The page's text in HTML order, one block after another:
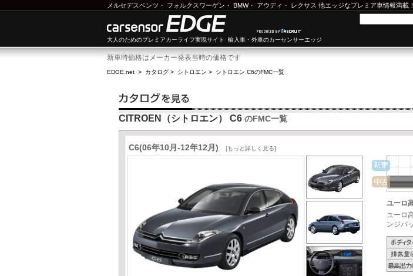
メルセデスベンツ ・ フォルクスワーゲン ・ BMW・ アウディ ・ レクサス 他エッジなプレミア車情報満載！
大人のためのプレミアカーライフ実現サイト 輸入車・外車のカーセンサーエッジ
新車時価格はメーカー発表当時の価格です
EDGE.net > カタログ > シトロエン > シトロエン C6のFMC一覧
CITROEN（シトロエン） C6 のFMC一覧
C6(06年10月-12年12月) [もっと詳しく見る]
ユーロ
ユーロ
ンジパ